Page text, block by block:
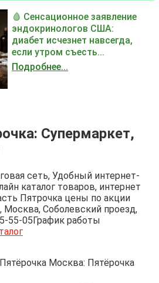
🩸 Сенсационное заявление
эндокринологов США:
диабет исчезнет навсегда,
если утром съесть...
Подробнее...
Супермаркет,
сеть, Удобный интернет-
каталог товаров, интернет
Пятрочка цены по акции
Москва, Соболевский проезд,
55-05График работы
Москва: Пятёрочка